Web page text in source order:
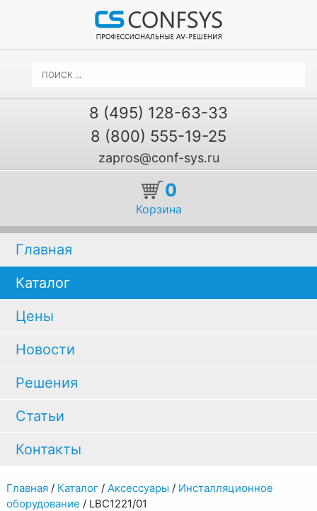
8 (495) 128-63-33
8 (800) 555-19-25
zapros@conf-sys.ru
0
Корзина
Главная
Каталог
Цены
Новости
Решения
Статьи
Контакты
Главная/ Каталог/ Аксессуары / Инсталляционное
оборудование / LBC1221/01